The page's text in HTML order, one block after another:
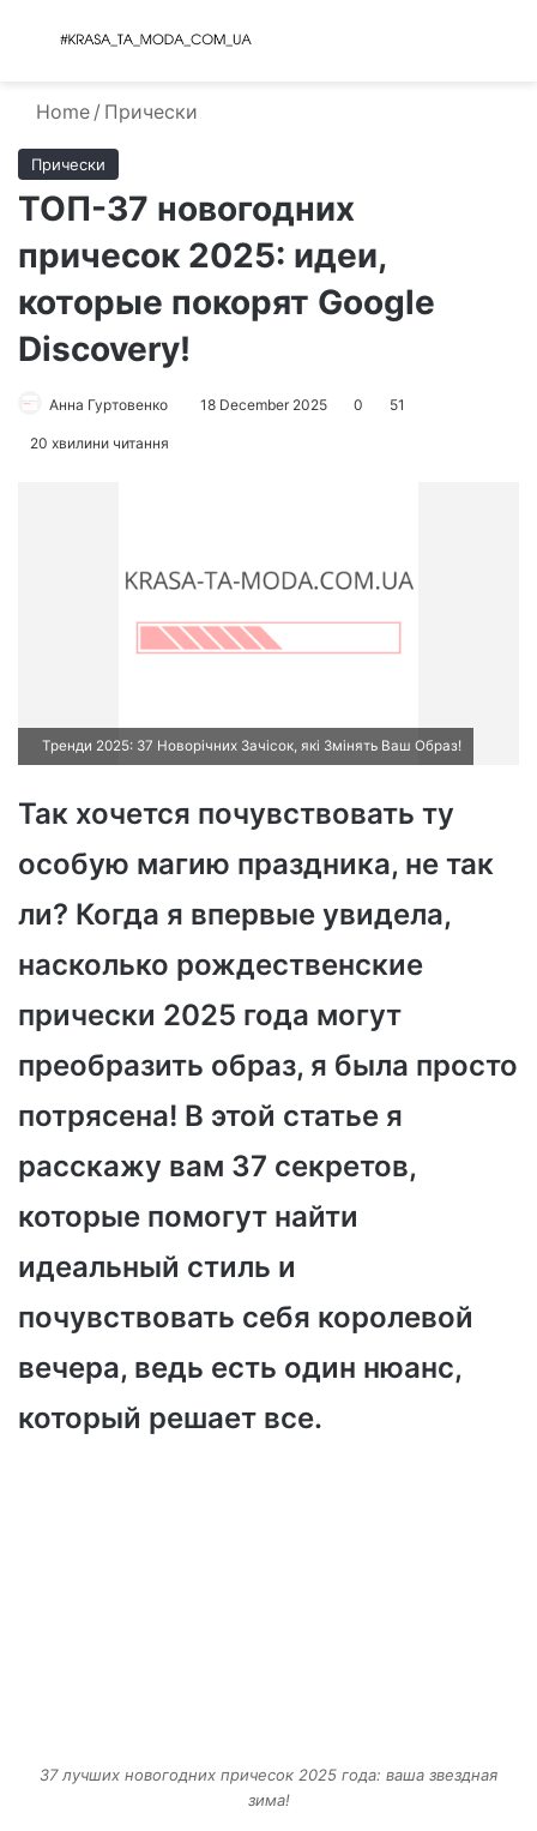
Menu
Home / Прически
Прически
ТОП-37 новогодних
причесок 2025: идеи,
которые покорят Google
Discovery!
Анна Гуртовенко 18 December 2025 0 51
20 хвилини читання
Тренди 2025: 37 Новорічних Зачісок, які Змінять Ваш Образ!
Так хочется почувствовать ту
особую магию праздника, не так
ли? Когда я впервые увидела,
насколько рождественские
прически 2025 года могут
преобразить образ, я была просто
потрясена! В этой статье я
расскажу вам 37 секретов,
которые помогут найти
идеальный стиль и
почувствовать себя королевой
вечера, ведь есть один нюанс,
который решает все.
37 лучших новогодних причесок 2025 года: ваша звездная
зима!